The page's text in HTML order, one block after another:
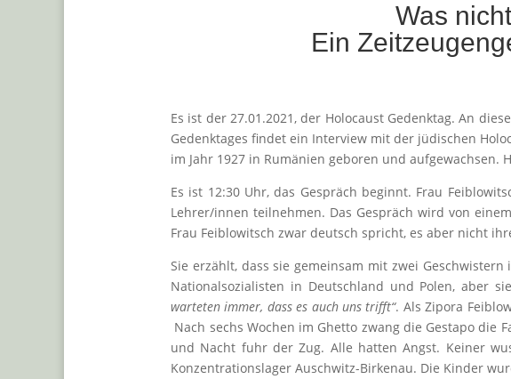
Was
Ein
Es ist der 27.01.2021, der Holocaust Gedenktag. An
Gedenktages findet ein Interview mit der jüdischen
im Jahr 1927 in Rumänien geboren und
Es ist 12:30 Uhr, das Gespräch beginnt. Frau
Lehrer/innen teilnehmen. Das Gespräch wird von
Frau Feiblowitsch zwar deutsch spricht, es aber nicht
Sie erzählt, dass sie gemeinsam mit zwei
Nationalsozialisten in Deutschland und Polen, aber
warteten immer, dass es auch uns trifft“. Als Zipora
Nach sechs Wochen im Ghetto zwang die Gestapo
und Nacht fuhr der Zug. Alle hatten Angst. Keiner
Konzentrationslager Auschwitz-Birkenau. Die Kinder